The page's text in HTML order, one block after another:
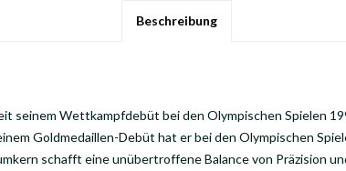
Beschreibung
seinem Wettkampfdebüt bei den Olympischen Spielen
Goldmedaillen-Debüt hat er bei den Olympischen
schafft eine unübertroffene Balance von Präzision